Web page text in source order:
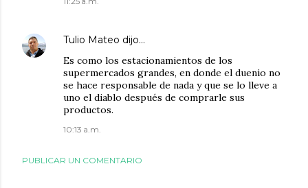
Tulio Mateo dijo…
Es como los estacionamientos de los
supermercados grandes, en donde el duenio no
se hace responsable de nada y que se lo lleve a
uno el diablo después de comprarle sus
productos.
10:13 a.m.
PUBLICAR UN COMENTARIO